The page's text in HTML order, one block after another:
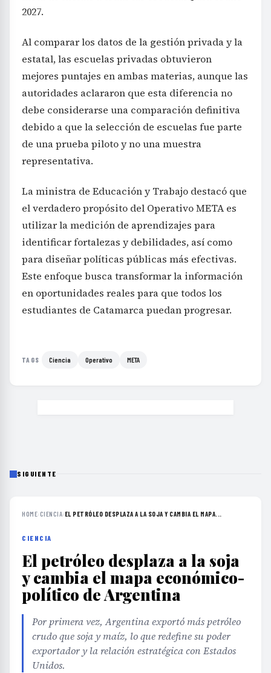
2027.
Al comparar los datos de la gestión privada y la
estatal, las escuelas privadas obtuvieron
mejores puntajes en ambas materias, aunque las
autoridades aclararon que esta diferencia no
debe considerarse una comparación definitiva
debido a que la selección de escuelas fue parte
de una prueba piloto y no una muestra
representativa.
La ministra de Educación y Trabajo destacó que
el verdadero propósito del Operativo META es
utilizar la medición de aprendizajes para
identificar fortalezas y debilidades, así como
para diseñar políticas públicas más efectivas.
Este enfoque busca transformar la información
en oportunidades reales para que todos los
estudiantes de Catamarca puedan progresar.
TAGS Ciencia Operativo META
SIGUIENTE
HOME›CIENCIA› EL PETRÓLEO DESPLAZA A LA SOJA Y CAMBIA EL MAPA...
CIENCIA
El petróleo desplaza a la soja
y cambia el mapa económico-
político de Argentina
Por primera vez, Argentina exportó más petróleo
crudo que soja y maíz, lo que redefine su poder
exportador y la relación estratégica con Estados
Unidos.